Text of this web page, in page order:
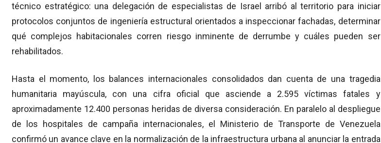
técnico estratégico: una delegación de especialistas de Israel arribó al territorio para iniciar
protocolos conjuntos de ingeniería estructural orientados a inspeccionar fachadas, determinar
qué complejos habitacionales corren riesgo inminente de derrumbe y cuáles pueden ser
rehabilitados.
Hasta el momento, los balances internacionales consolidados dan cuenta de una tragedia
humanitaria mayúscula, con una cifra oficial que asciende a 2.595 víctimas fatales y
aproximadamente 12.400 personas heridas de diversa consideración. En paralelo al despliegue
de los hospitales de campaña internacionales, el Ministerio de Transporte de Venezuela
confirmó un avance clave en la normalización de la infraestructura urbana al anunciar la entrada